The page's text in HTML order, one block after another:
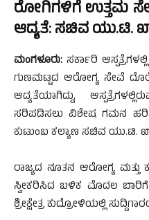
ರೋಗಿಗಳಿಗೆ ಉತ್ತಮ
ಆದ್ಯತೆ: ಸಚಿವ ಯು.ಟಿ.
ಮಂಗಳೂರು: ಸರ್ಕಾರಿ
ಗುಣಮಟ್ಟದ ಆರೋಗ್ಯ ಸೇವೆ
ಆದ್ಯತೆಯಾಗಿದ್ದು,
ಸರಿಪಡಿಸಲು ವಿಶೇಷ ಗಮನ
ಕುಟುಂಬ ಕಲ್ಯಾಣ ಸಚಿವ ಯು.ಟಿ.
ರಾಜ್ಯದ ನೂತನ ಆರೋಗ್ಯ ಮತ್ತು
ಸ್ವೀಕರಿಸಿದ ಬಳಿಕ ಮೊದಲ
ಶ್ರೀಕ್ಷೇತ್ರ ಕುದ್ರೋಳಿಯಲ್ಲಿ